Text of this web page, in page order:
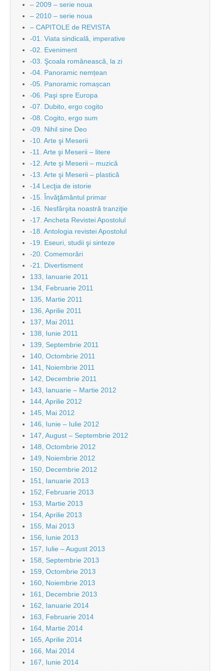
– 2009 – serie noua
– 2010 – serie noua
– CAPITOLE de REVISTA
-01. Viata sindicală, imperative
-02. Eveniment
-03. Şcoala românească, la zi
-04. Panoramic nemțean
-05. Panoramic romașcan
-06. Paşi spre Europa
-07. Dubito, ergo cogito
-08. Cogito, ergo sum
-09. Nihil sine Deo
-10. Arte şi Meserii
-11. Arte şi Meserii – litere
-12. Arte şi Meserii – muzică
-13. Arte şi Meserii – plastică
-14 Lecţia de istorie
-15. Învăţământul primar
-16. Nesfârşita noastră tranziţie
-17. Ancheta Revistei Apostolul
-18. Antologia revistei Apostolul
-19. Eseuri, studii şi sinteze
-20. Comemorări
-21. Divertisment
133, Ianuarie 2011
134, Februarie 2011
135, Martie 2011
136, Aprilie 2011
137, Mai 2011
138, Iunie 2011
139, Septembrie 2011
140, Octombrie 2011
141, Noiembrie 2011
142, Decembrie 2011
143, Ianuarie – Martie 2012
144, Aprilie 2012
145, Mai 2012
146, Iunie – Iulie 2012
147, August – Septembrie 2012
148, Octombrie 2012
149, Noiembrie 2012
150, Decembrie 2012
151, Ianuarie 2013
152, Februarie 2013
153, Martie 2013
154, Aprilie 2013
155, Mai 2013
156, Iunie 2013
157, Iulie – August 2013
158, Septembrie 2013
159, Octombrie 2013
160, Noiembrie 2013
161, Decembrie 2013
162, Ianuarie 2014
163, Februarie 2014
164, Martie 2014
165, Aprilie 2014
166, Mai 2014
167, Iunie 2014